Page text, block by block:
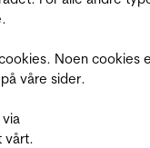
Noen cookies
våre sider.
vårt.